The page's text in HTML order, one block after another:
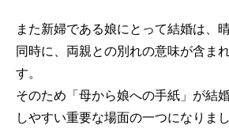
また新婦である娘にとって結婚は、
同時に、両親との別れの意味が含ま
す。
そのため「母から娘への手紙」が結
しやすい重要な場面の一つになりまし